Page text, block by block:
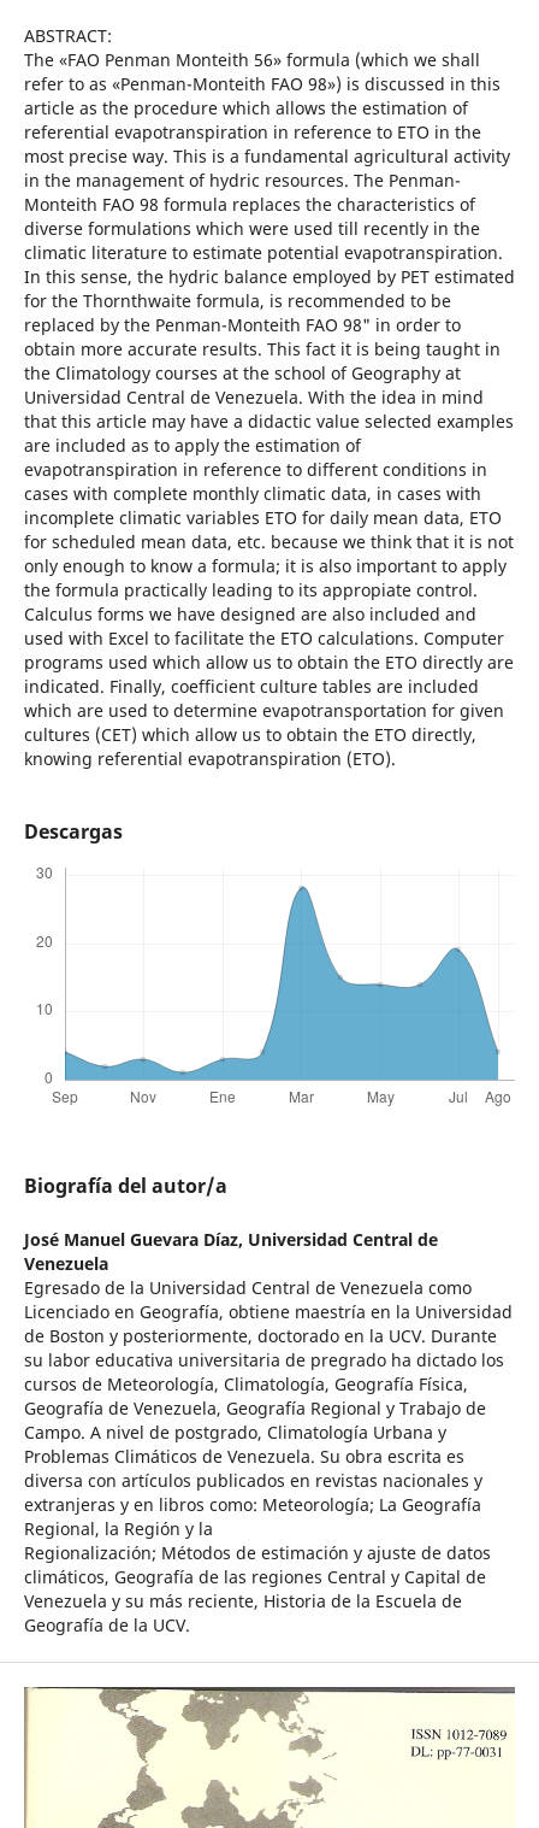
ABSTRACT:
The «FAO Penman Monteith 56» formula (which we shall
refer to as «Penman-Monteith FAO 98») is discussed in this
article as the procedure which allows the estimation of
referential evapotranspiration in reference to ETO in the
most precise way. This is a fundamental agricultural activity
in the management of hydric resources. The Penman-
Monteith FAO 98 formula replaces the characteristics of
diverse formulations which were used till recently in the
climatic literature to estimate potential evapotranspiration.
In this sense, the hydric balance employed by PET estimated
for the Thornthwaite formula, is recommended to be
replaced by the Penman-Monteith FAO 98" in order to
obtain more accurate results. This fact it is being taught in
the Climatology courses at the school of Geography at
Universidad Central de Venezuela. With the idea in mind
that this article may have a didactic value selected examples
are included as to apply the estimation of
evapotranspiration in reference to different conditions in
cases with complete monthly climatic data, in cases with
incomplete climatic variables ETO for daily mean data, ETO
for scheduled mean data, etc. because we think that it is not
only enough to know a formula; it is also important to apply
the formula practically leading to its appropiate control.
Calculus forms we have designed are also included and
used with Excel to facilitate the ETO calculations. Computer
programs used which allow us to obtain the ETO directly are
indicated. Finally, coefficient culture tables are included
which are used to determine evapotransportation for given
cultures (CET) which allow us to obtain the ETO directly,
knowing referential evapotranspiration (ETO).
Descargas
Biografía del autor/a
José Manuel Guevara Díaz, Universidad Central de
Venezuela
Egresado de la Universidad Central de Venezuela como
Licenciado en Geografía, obtiene maestría en la Universidad
de Boston y posteriormente, doctorado en la UCV. Durante
su labor educativa universitaria de pregrado ha dictado los
cursos de Meteorología, Climatología, Geografía Física,
Geografía de Venezuela, Geografía Regional y Trabajo de
Campo. A nivel de postgrado, Climatología Urbana y
Problemas Climáticos de Venezuela. Su obra escrita es
diversa con artículos publicados en revistas nacionales y
extranjeras y en libros como: Meteorología; La Geografía
Regional, la Región y la
Regionalización; Métodos de estimación y ajuste de datos
climáticos, Geografía de las regiones Central y Capital de
Venezuela y su más reciente, Historia de la Escuela de
Geografía de la UCV.